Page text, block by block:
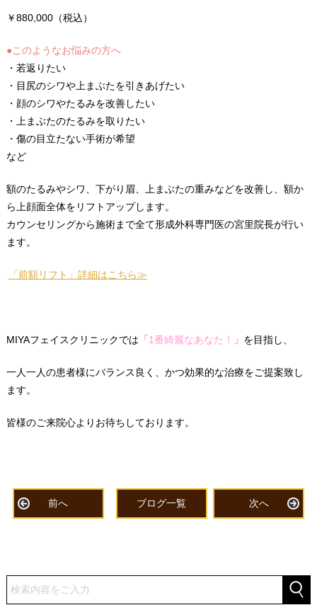
￥880,000（税込）
●このようなお悩みの方へ
・若返りたい
・目尻のシワや上まぶたを引きあげたい
・顔のシワやたるみを改善したい
・上まぶたのたるみを取りたい
・傷の目立たない手術が希望
など
額のたるみやシワ、下がり眉、上まぶたの重みなどを改善し、額か
ら上顔面全体をリフトアップします。
カウンセリングから施術まで全て形成外科専門医の宮里院長が行い
ます。
「前額リフト」詳細はこちら≫
MIYAフェイスクリニックでは 「 1番綺麗なあなた！ 」 を目指し、
一人一人の患者様にバランス良く、かつ効果的な治療をご提案致し
ます。
皆様のご来院心よりお待ちしております。
前へ ブログ一覧 次へ